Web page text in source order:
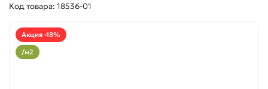
Код товара: 18536-01
Акция -18%
/м2